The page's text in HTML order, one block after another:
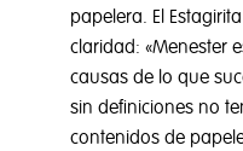
papelera. El
claridad: «Menester
causas de lo que
sin definiciones no
contenidos de